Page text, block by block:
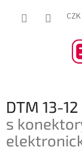
CZK
DTM 13-
s